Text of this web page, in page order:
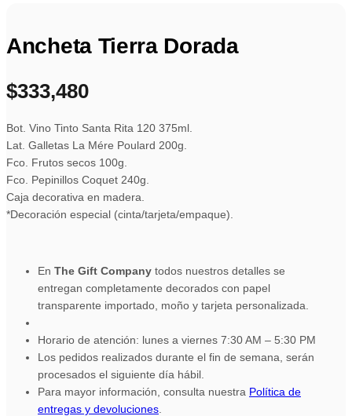
Ancheta Tierra Dorada
$333,480
Bot. Vino Tinto Santa Rita 120 375ml.
Lat. Galletas La Mére Poulard 200g.
Fco. Frutos secos 100g.
Fco. Pepinillos Coquet 240g.
Caja decorativa en madera.
*Decoración especial (cinta/tarjeta/empaque).
En The Gift Company todos nuestros detalles se
entregan completamente decorados con papel
transparente importado, moño y tarjeta personalizada.
Horario de atención: lunes a viernes 7:30 AM – 5:30 PM
Los pedidos realizados durante el fin de semana, serán
procesados el siguiente día hábil.
Para mayor información, consulta nuestra Política de
entregas y devoluciones